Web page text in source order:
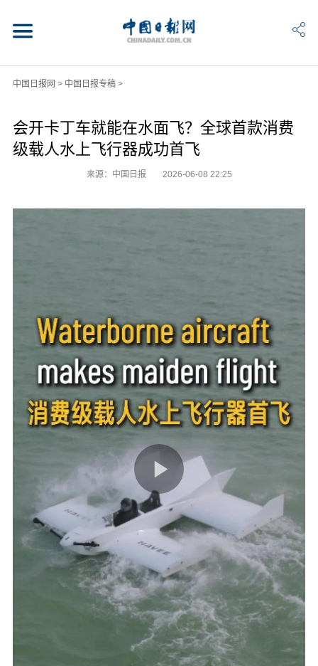
中国日报网 > 中国日报专稿>
会开卡丁车就能在水面飞？全球首款消费
级载人水上飞行器成功首飞
来源：中国日报 2026-06-08 22:25